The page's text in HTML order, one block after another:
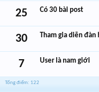
25 Có 30 bài post
30 Tham gia diễn đàn
7 User là nam giới
Tổng điểm: 122